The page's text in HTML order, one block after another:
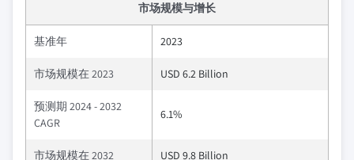
市场规模与增长
基准年 2023
市场规模在 2023 USD 6.2 Billion
预测期 2024 - 2032
CAGR
6.1%
市场规模在 2032 USD 9.8 Billion